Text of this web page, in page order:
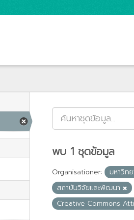
พบ 1 ชุดข้อมูล
Organisationer: มหาวิท
สถาบันวิจัยและพัฒนา
Creative Commons